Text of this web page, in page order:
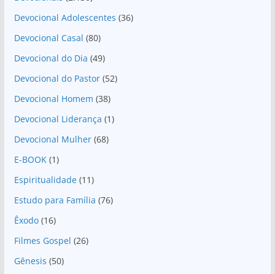
Devocional Adolescentes (36)
Devocional Casal (80)
Devocional do Dia (49)
Devocional do Pastor(52)
Devocional Homem (38)
Devocional Liderança (1)
Devocional Mulher(68)
E-BOOK (1)
Espiritualidade(11)
Estudo para Família (76)
Êxodo(16)
Filmes Gospel (26)
Gênesis (50)